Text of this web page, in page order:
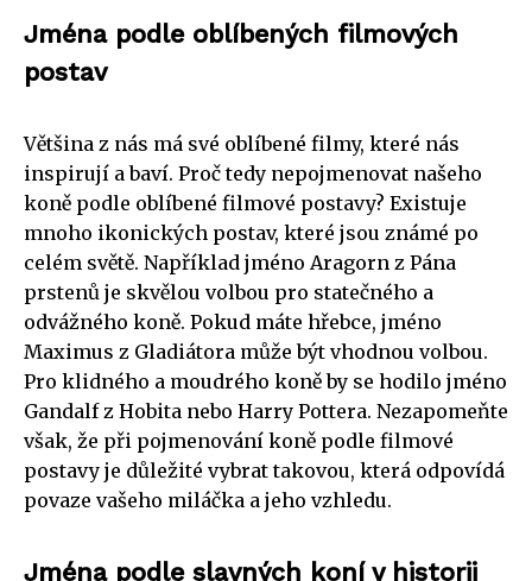
Jména podle oblíbených filmových
postav
Většina z nás má své oblíbené filmy, které nás
inspirují a baví. Proč tedy nepojmenovat našeho
koně podle oblíbené filmové postavy? Existuje
mnoho ikonických postav, které jsou známé po
celém světě. Například jméno Aragorn z Pána
prstenů je skvělou volbou pro statečného a
odvážného koně. Pokud máte hřebce, jméno
Maximus z Gladiátora může být vhodnou volbou.
Pro klidného a moudrého koně by se hodilo jméno
Gandalf z Hobita nebo Harry Pottera. Nezapomeňte
však, že při pojmenování koně podle filmové
postavy je důležité vybrat takovou, která odpovídá
povaze vašeho miláčka a jeho vzhledu.
Jména podle slavných koní v historii